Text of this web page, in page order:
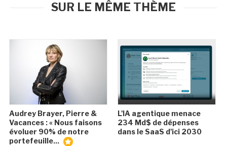
SUR LE MÊME THÈME
Audrey Brayer, Pierre &
Vacances : « Nous faisons
évoluer 90% de notre
portefeuille...
L'IA agentique menace
234 Md$ de dépenses
dans le SaaS d'ici 2030